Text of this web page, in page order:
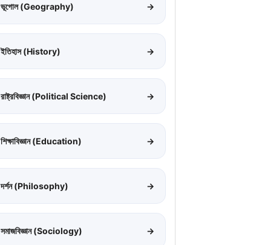
ভূগোল (Geography) →
ইতিহাস (History) →
রাষ্ট্রবিজ্ঞান (Political Science) →
শিক্ষাবিজ্ঞান (Education) →
দর্শন (Philosophy) →
সমাজবিজ্ঞান (Sociology) →